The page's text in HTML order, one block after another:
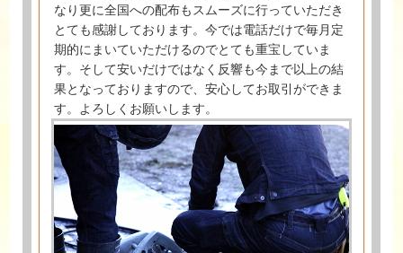
なり更に全国への配布もスムーズに行っていただき
とても感謝しております。今では電話だけで毎月定
期的にまいていただけるのでとても重宝していま
す。そして安いだけではなく反響も今まで以上の結
果となっておりますので、安心してお取引ができま
す。よろしくお願いします。